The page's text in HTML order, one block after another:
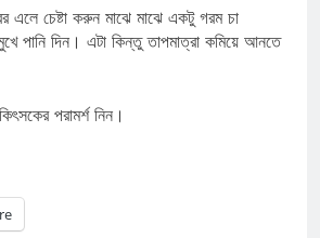
এলে চেষ্টা করুন মাঝে মাঝে একটু গরম চা
পানি দিন। এটা কিন্তু তাপমাত্রা কমিয়ে আনতে
পরামর্শ নিন।